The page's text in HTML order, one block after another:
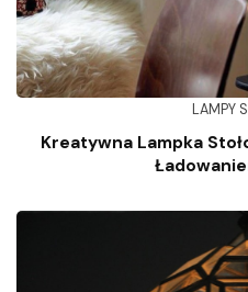
LAMPY
Kreatywna Lampka